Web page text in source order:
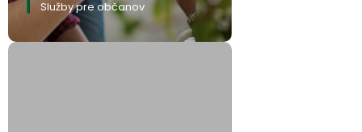
Služby pre občanov